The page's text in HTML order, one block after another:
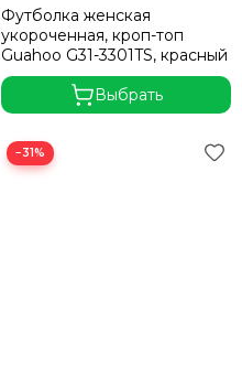
Футболка женская
укороченная, кроп-топ
Guahoo G31-3301TS, красный
Выбрать
−31%